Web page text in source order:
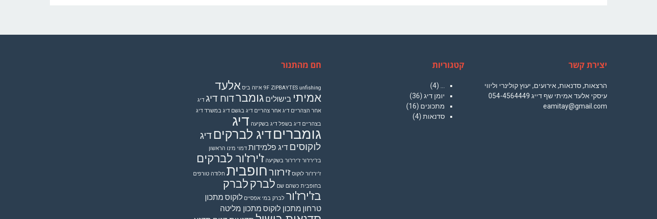
יצירת קשר
הרצאות, סדנאות, אירועים, יעוץ קולינרי וליווי
עיסקי אלעד אמיתי שף דייג 054-4564449
eamitay@gmail.com
קטגוריות
(4)
יומן דיג (36)
מתכונים (16)
סדנאות (4)
חם מהתנור
9F ZIPBAYTES unfishing איזה ביס אלעד
אמיתי בישולים גומברדוח דיג דיג
אחר הצהריים דיג אחר צהריים דיג בגשם דיג במשרד דיג
בצהריים דיג בשפל דיג בשקיעה דיג
גומבריםדיג לברקים דיג
לוקוסים דיג פלמידות דמוי מינו הראשון
בז'ירז'ור ז'ירז'ור בשקיעה ז'ירז'ור לברקים
ז'ירז'ור לוקוס זירזורחופבית חלודה טורפים
בחופבית כשהם שם לברקלברק
בז'ירז'ור לברק במי אפסיים לוקוס מתכון
טרחון מתכון לוקוס מתכון מליטה